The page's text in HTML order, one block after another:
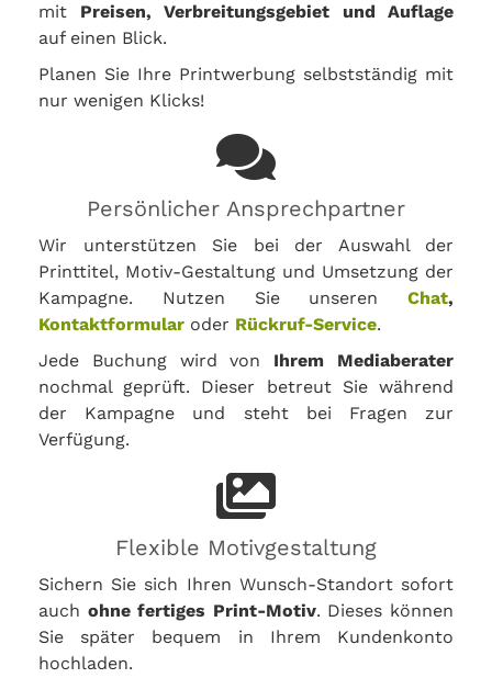
mit Preisen, Verbreitungsgebiet und Auflage
auf einen Blick.
Planen Sie Ihre Printwerbung selbstständig mit
nur wenigen Klicks!
Persönlicher Ansprechpartner
Wir unterstützen Sie bei der Auswahl der
Printtitel, Motiv-Gestaltung und Umsetzung der
Kampagne. Nutzen Sie unseren Chat,
Kontaktformular oder Rückruf-Service.
Jede Buchung wird von Ihrem Mediaberater
nochmal geprüft. Dieser betreut Sie während
der Kampagne und steht bei Fragen zur
Verfügung.
Flexible Motivgestaltung
Sichern Sie sich Ihren Wunsch-Standort sofort
auch ohne fertiges Print-Motiv. Dieses können
Sie später bequem in Ihrem Kundenkonto
hochladen.